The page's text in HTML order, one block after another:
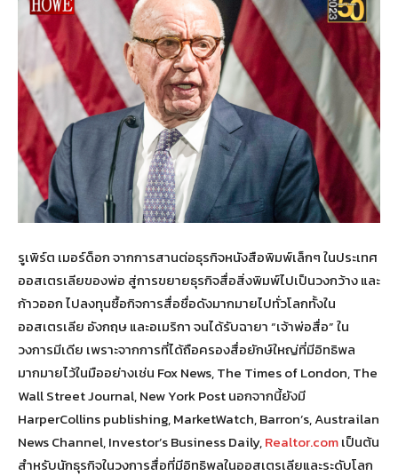
รูเพิร์ต เมอร์ด็อก จากการสานต่อธุรกิจหนังสือพิมพ์เล็กๆ ในประเทศ
ออสเตรเลียของพ่อ สู่การขยายธุรกิจสื่อสิ่งพิมพ์ไปเป็นวงกว้าง และ
ก้าวออก ไปลงทุนซื้อกิจการสื่อชื่อดังมากมายไปทั่วโลกทั้งใน
ออสเตรเลีย อังกฤษ และอเมริกา จนได้รับฉายา “เจ้าพ่อสื่อ” ใน
วงการมีเดีย เพราะจากการที่ได้ถือครองสื่อยักษ์ใหญ่ที่มีอิทธิพล
มากมายไว้ในมืออย่างเช่น Fox News, The Times of London, The
Wall Street Journal, New York Post นอกจากนี้ยังมี
HarperCollins publishing, MarketWatch, Barron’s, Austrailan
News Channel, Investor’s Business Daily,Realtor.comเป็นต้น
สำหรับนักธุรกิจในวงการสื่อที่มีอิทธิพลในออสเตรเลียและระดับโลก